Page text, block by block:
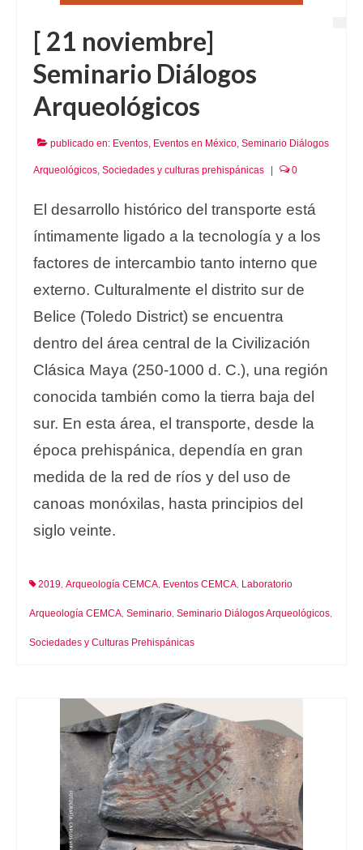
[ 21 noviembre]
Seminario Diálogos
Arqueológicos
publicado en: Eventos, Eventos en México, Seminario Diálogos
Arqueológicos, Sociedades y culturas prehispánicas 0
El desarrollo histórico del transporte está
íntimamente ligado a la tecnología y a los
factores de intercambio tanto interno que
externo. Culturalmente el distrito sur de
Belice (Toledo District) se encuentra
dentro del área central de la Civilización
Clásica Maya (250-1000 d. C.), una región
conocida también como la tierra baja del
sur. En esta área, el transporte, desde la
época prehispánica, dependía en gran
medida de la red de ríos y del uso de
canoas monóxilas, hasta principios del
siglo veinte.
2019, Arqueología CEMCA, Eventos CEMCA, Laboratorio
Arqueología CEMCA, Seminario, Seminario Diálogos Arqueológicos,
Sociedades y Culturas Prehispánicas